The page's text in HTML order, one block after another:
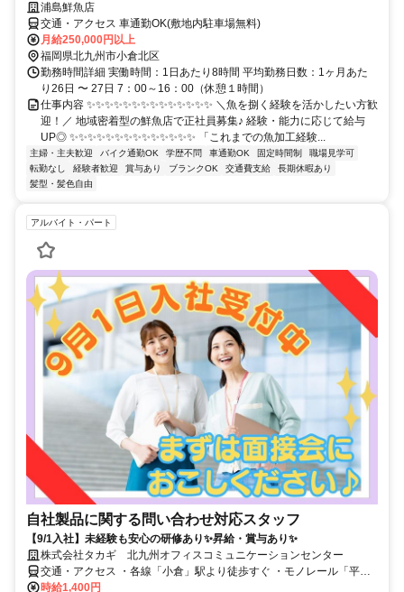
浦島鮮魚店
交通・アクセス 車通勤OK(敷地内駐車場無料)
月給250,000円以上
福岡県北九州市小倉北区
勤務時間詳細 実働時間：1日あたり8時間 平均勤務日数：1ヶ月あた
り26日 〜 27日 7：00～16：00（休憩１時間）
仕事内容 ✨✨✨✨✨✨✨✨✨✨✨✨✨✨ ＼魚を捌く経験を活かしたい方歓
迎！／ 地域密着型の鮮魚店で正社員募集♪ 経験・能力に応じて給与
UP◎ ✨✨✨✨✨✨✨✨✨✨✨✨✨✨ 「これまでの魚加工経験...
主婦・主夫歓迎 バイク通勤OK 学歴不問 車通勤OK 固定時間制
職場見学可
転勤なし
経験者歓迎 賞与あり ブランクOK 交通費支給
長期休暇あり
髪型・髪色自由
アルバイト・パート
自社製品に関する問い合わせ対応スタッフ
【9/1入社】未経験も安心の研修あり✨昇給・賞与あり✨
株式会社タカギ 北九州オフィスコミュニケーションセンター
交通・アクセス ・各線「小倉」駅より徒歩すぐ ・モノレール「平和
通」駅より徒歩すぐ
時給1,400円